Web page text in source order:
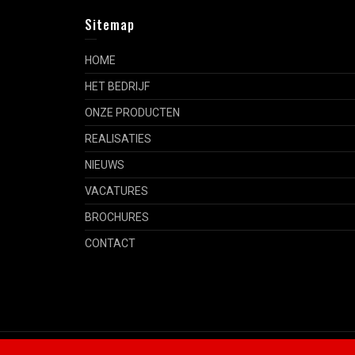
Sitemap
HOME
HET BEDRIJF
ONZE PRODUCTEN
REALISATIES
NIEUWS
VACATURES
BROCHURES
CONTACT